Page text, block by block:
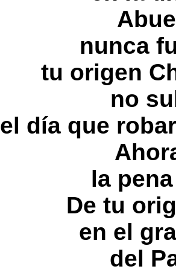
nunca
tu origen
no
el día que
la
De tu
en el
del